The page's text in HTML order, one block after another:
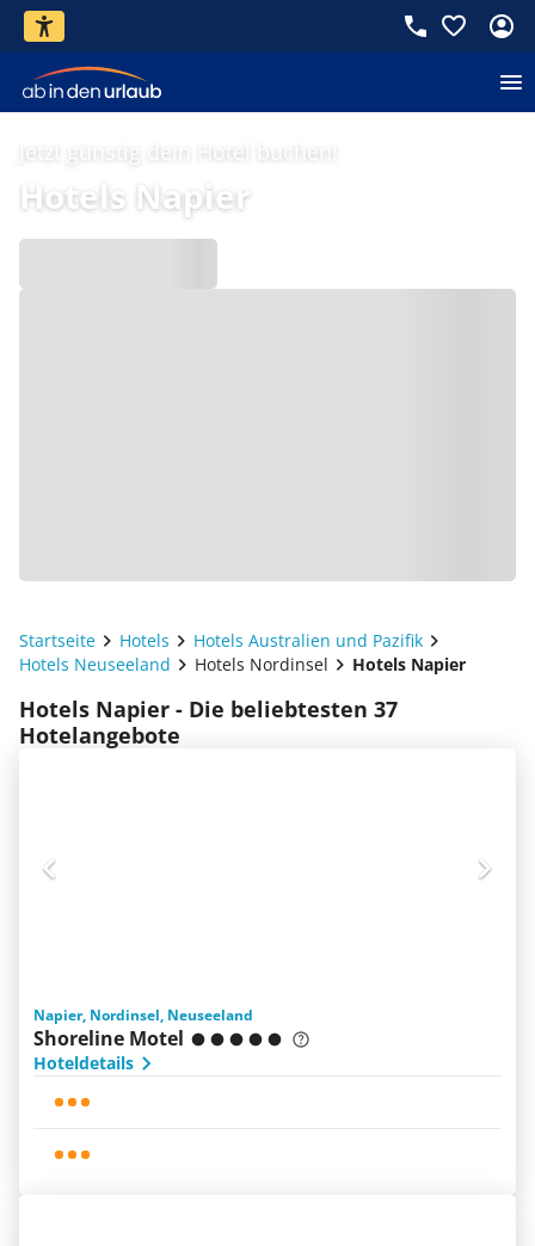
Jetzt günstig dein Hotel buchen!
Hotels Napier
Startseite Hotels
Hotels Australien und Pazifik
Hotels Neuseeland
Hotels Nordinsel Hotels Napier
Hotels Napier - Die beliebtesten 37
Hotelangebote
Napier, Nordinsel, Neuseeland
Shoreline Motel
Hoteldetails